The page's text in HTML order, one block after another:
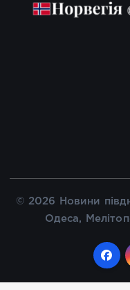
© 2026 Новини
Одеса,